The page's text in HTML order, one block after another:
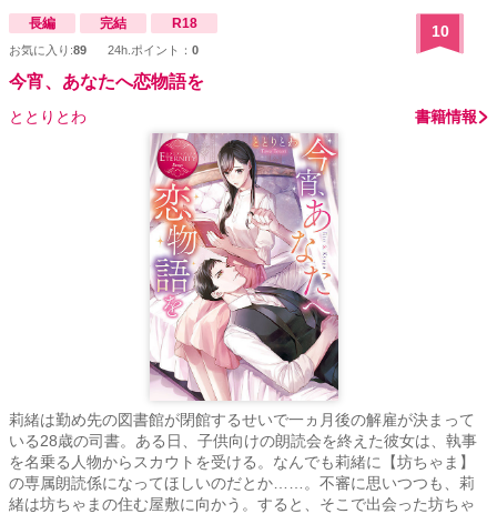
長編 完結 R18
お気に入り:89 24h.ポイント： 0
10
今宵、あなたへ恋物語を
ととりとわ 書籍情報
莉緒は勤め先の図書館が閉館するせいで一ヵ月後の解雇が決まって
いる28歳の司書。ある日、子供向けの朗読会を終えた彼女は、執事
を名乗る人物からスカウトを受ける。なんでも莉緒に【坊ちゃま】
の専属朗読係になってほしいのだとか……。不審に思いつつも、莉
緒は坊ちゃまの住む屋敷に向かう。すると、そこで出会った坊ちゃ